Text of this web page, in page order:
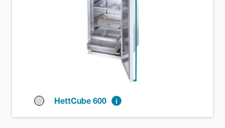
HettCube 600